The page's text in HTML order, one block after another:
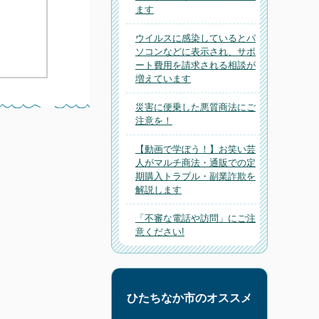
ます
ウイルスに感染しているとパ
ソコンなどに表示され、サポ
ート費用を請求される相談が
増えています
災害に便乗した悪質商法にご
注意を！
【動画で学ぼう！】お笑い芸
人がマルチ商法・通販での定
期購入トラブル・副業詐欺を
解説します
「不審な電話や訪問」にご注
意ください!
ひたちなか市のオススメ